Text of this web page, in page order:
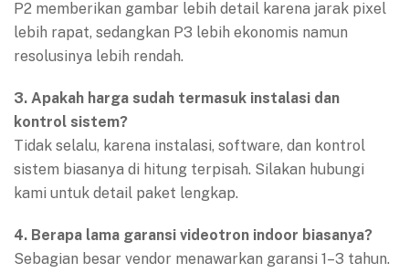
P2 memberikan gambar lebih detail karena jarak pixel
lebih rapat, sedangkan P3 lebih ekonomis namun
resolusinya lebih rendah.
3. Apakah harga sudah termasuk instalasi dan
kontrol sistem?
Tidak selalu, karena instalasi, software, dan kontrol
sistem biasanya di hitung terpisah. Silakan hubungi
kami untuk detail paket lengkap.
4. Berapa lama garansi videotron indoor biasanya?
Sebagian besar vendor menawarkan garansi 1–3 tahun.